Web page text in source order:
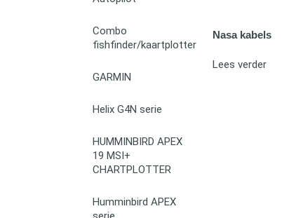
Combo
fishfinder/kaartplotter
GARMIN
Helix G4N serie
HUMMINBIRD APEX
19 MSI+
CHARTPLOTTER
Humminbird APEX
Nasa kabels
Lees verder